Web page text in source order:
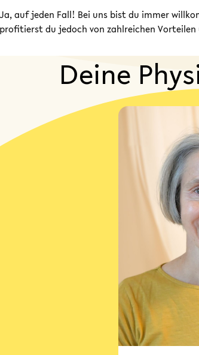
Ja, auf jeden Fall! Bei uns bist du immer
profitierst du jedoch von zahlreichen
Deine